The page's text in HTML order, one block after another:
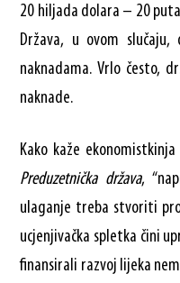
20 hiljada dolara – 20
Država, u ovom
naknadama. Vrlo često,
naknade.
Kako kaže
Preduzetnička država,
ulaganje treba stvoriti
ucjenjivačka spletka čini
finansirali razvoj lijeka